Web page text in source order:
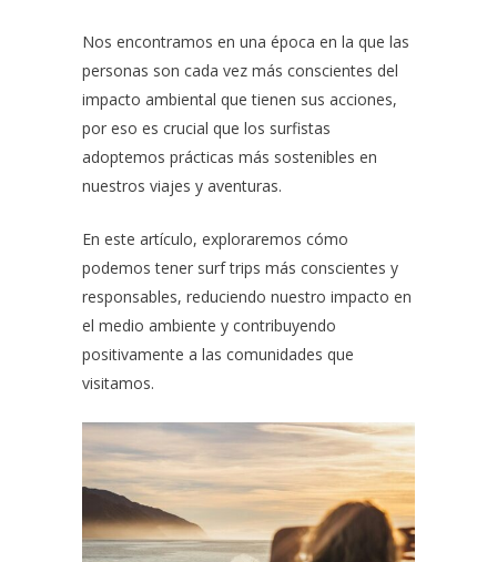
Nos encontramos en una época en la que las
personas son cada vez más conscientes del
impacto ambiental que tienen sus acciones,
por eso es crucial que los surfistas
adoptemos prácticas más sostenibles en
nuestros viajes y aventuras.
En este artículo, exploraremos cómo
podemos tener surf trips más conscientes y
responsables, reduciendo nuestro impacto en
el medio ambiente y contribuyendo
positivamente a las comunidades que
visitamos.